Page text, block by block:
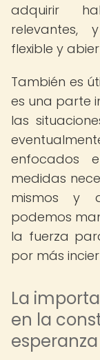
adquirir
relevantes,
flexible y
También es
es una parte
las
enfocados
medidas
mismos y
podemos
la fuerza
por más
La
en la
esperanza